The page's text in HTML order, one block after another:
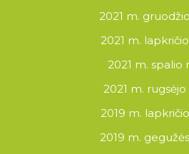
2021 m.
2021 m.
2021 m. spalio
2021 m.
2019 m.
2019 m.